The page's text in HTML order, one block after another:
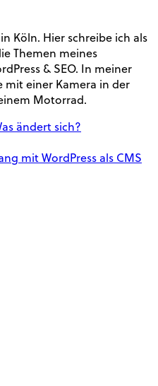
Köln. Hier schreibe ich als
Themen meines
& SEO. In meiner
mit einer Kamera in der
Motorrad.
ändert sich?
mit WordPress als CMS